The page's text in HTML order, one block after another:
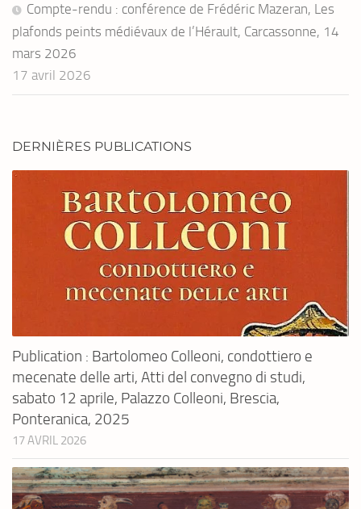
Compte-rendu : conférence de Frédéric Mazeran, Les
plafonds peints médiévaux de l’Hérault, Carcassonne, 14
mars 2026
17 avril 2026
DERNIÈRES PUBLICATIONS
Publication : Bartolomeo Colleoni, condottiero e
mecenate delle arti, Atti del convegno di studi,
sabato 12 aprile, Palazzo Colleoni, Brescia,
Ponteranica, 2025
17 AVRIL 2026